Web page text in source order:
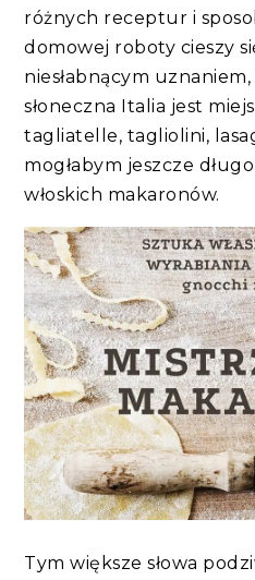
różnych receptur i
domowej roboty cieszy
niesłabnącym uznaniem,
słoneczna Italia jest
tagliatelle, tagliolini,
mogłabym jeszcze
włoskich makaronów.
Tym większe słowa